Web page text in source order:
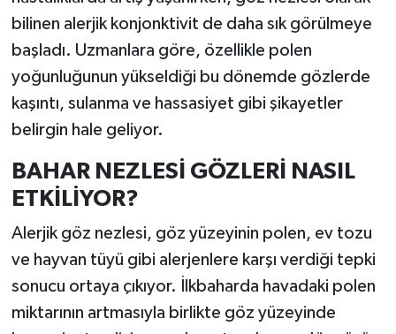
bilinen alerjik konjonktivit de daha sık görülmeye
başladı. Uzmanlara göre, özellikle polen
yoğunluğunun yükseldiği bu dönemde gözlerde
kaşıntı, sulanma ve hassasiyet gibi şikayetler
belirgin hale geliyor.
BAHAR NEZLESİ GÖZLERİ NASIL
ETKİLİYOR?
Alerjik göz nezlesi, göz yüzeyinin polen, ev tozu
ve hayvan tüyü gibi alerjenlere karşı verdiği tepki
sonucu ortaya çıkıyor. İlkbaharda havadaki polen
miktarının artmasıyla birlikte göz yüzeyinde
Hisarcık
Köşe Yazıları
Kütahya
Magazin
Otomobil